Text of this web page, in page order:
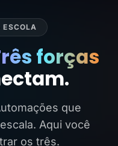
forças
que
Aqui você
os três.